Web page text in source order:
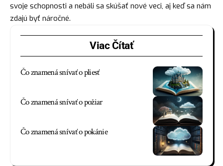
svoje schopnosti a nebáli sa skúšať nové veci, aj keď sa nám
zdajú byť náročné.
Viac Čítať
Čo znamená snívať o pliesť
Čo znamená snívať o požiar
Čo znamená snívať o pokánie